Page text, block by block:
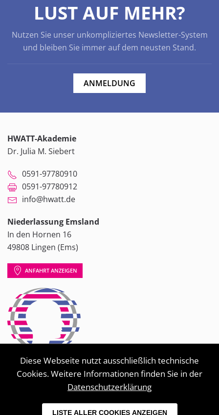
LUST AUF MEHR?
Nutzen Sie unser unkompliziertes Newsletter-System
und bleiben Sie immer auf dem neusten Stand.
ANMELDUNG
HWATT-Akademie
Dr. Julia M. Siebert
0591-97780910
0591-97780912
info@hwatt.de
Niederlassung Emsland
In den Hornen 16
49808 Lingen (Ems)
ANFAHRT ANZEIGEN
Diese Webseite nutzt ausschließlich technische
Cookies. Weitere Informationen finden Sie in der
Datenschutzerklärung
LISTE ALLER COOKIES ANZEIGEN